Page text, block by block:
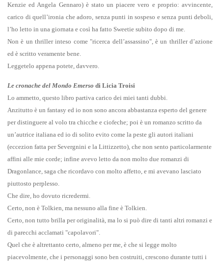
Kenzie ed Angela Gennaro) è stato un piacere vero e proprio: avvincente,
carico di quell’ironia che adoro, senza punti in sospeso e senza punti deboli,
l’ho letto in una giornata e così ha fatto Sweetie subito dopo di me.
Non è un thriller inteso come "ricerca dell’assassino", è un thriller d’azione
ed è scritto veramente bene.
Leggetelo appena potete, davvero.
Le cronache del Mondo Emerso di Licia Troisi
Lo ammetto, questo libro partiva carico dei miei tanti dubbi.
Anzitutto è un fantasy ed io non sono ancora abbastanza esperto del genere
per distinguere al volo tra chicche e ciofeche; poi è un romanzo scritto da
un’autrice italiana ed io di solito evito come la peste gli autori italiani
(eccezion fatta per Severgnini e la Littizzetto), che non sento particolarmente
affini alle mie corde; infine avevo letto da non molto due romanzi di
Dragonlance, saga che ricordavo con molto affetto, e mi avevano lasciato
piuttosto perplesso.
Che dire, ho dovuto ricredermi.
Certo, non è Tolkien, ma nessuno alla fine è Tolkien.
Certo, non tutto brilla per originalità, ma lo si può dire di tanti altri romanzi e
di parecchi acclamati "capolavori".
Quel che è altrettanto certo, almeno per me, è che si legge molto
piacevolmente, che i personaggi sono ben costruiti, crescono durante tutti i